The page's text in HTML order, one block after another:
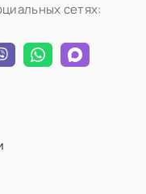
сетях: